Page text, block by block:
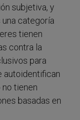
subjetiva, y
una categoría
tienen
contra la
para
autoidentifican
tienen
basadas en